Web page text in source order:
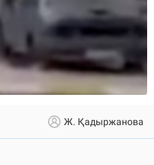
Ж. Қадыржанова